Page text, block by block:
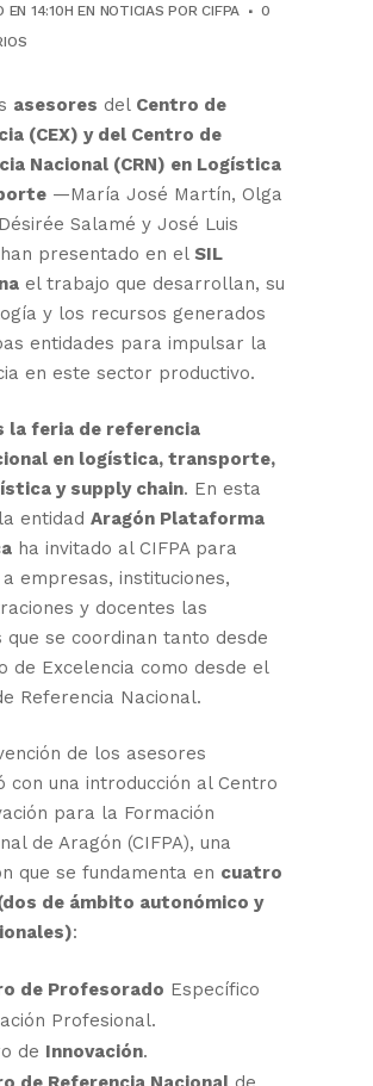
EN 14:10H EN NOTICIAS PORCIFPA
0
asesores del Centro de
(CEX) y del Centro de
Nacional (CRN) en Logística
—María José Martín, Olga
Salamé y José Luis
presentado en el SIL
el trabajo que desarrollan, su
y los recursos generados
entidades para impulsar la
en este sector productivo.
la feria de referencia
en logística, transporte,
y supply chain. En esta
entidad Aragón Plataforma
ha invitado al CIFPA para
empresas, instituciones,
y docentes las
que se coordinan tanto desde
de Excelencia como desde el
Referencia Nacional.
de los asesores
con una introducción al Centro
para la Formación
de Aragón (CIFPA), una
que se fundamenta en cuatro
de ámbito autonómico y
:
de Profesorado Específico
Profesional.
de Innovación.